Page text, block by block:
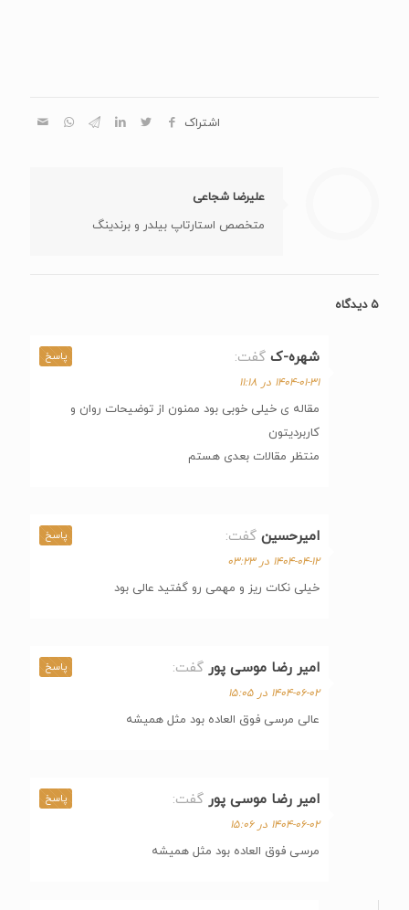
اشتراک
علیرضا شجاعی
متخصص استارتاپ بیلدر و برندینگ
۵ دیدگاه
شهره-ک گفت:
۱۴۰۴-۰۱-۳۱ در ۱۱:۱۸
مقاله ی خیلی خوبی بود ممنون از توضیحات روان و
کاربردیتون
منتظر مقالات بعدی هستم
پاسخ
امیرحسین گفت:
۱۴۰۴-۰۴-۱۲ در ۰۳:۲۳
خیلی نکات ریز و مهمی رو گفتید عالی بود
پاسخ
امیر رضا موسی پور گفت:
۱۴۰۴-۰۶-۰۲ در ۱۵:۰۵
عالی مرسی فوق العاده بود مثل همیشه
پاسخ
امیر رضا موسی پور گفت:
۱۴۰۴-۰۶-۰۲ در ۱۵:۰۶
مرسی فوق العاده بود مثل همیشه
پاسخ